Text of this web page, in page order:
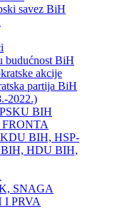
savez BiH
budućnost BiH
akcije
partija BiH
2022.)
BIH
BIH, HSP-
BIH, HDU BIH,
SNAGA
I PRVA